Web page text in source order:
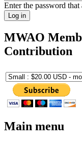
Enter the password that
MWAO
Contribution
Main menu